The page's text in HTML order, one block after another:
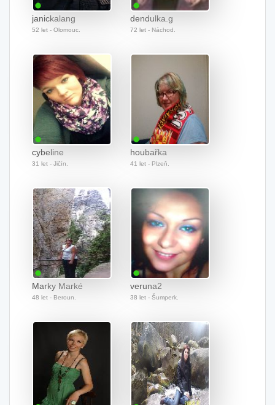
janickalang
52 let - Olomouc.
dendulka.g
72 let - Náchod.
cybeline
31 let - Jičín.
houbařka
41 let - Plzeň.
Marky Marké
48 let - Beroun.
veruna2
38 let - Šumperk.